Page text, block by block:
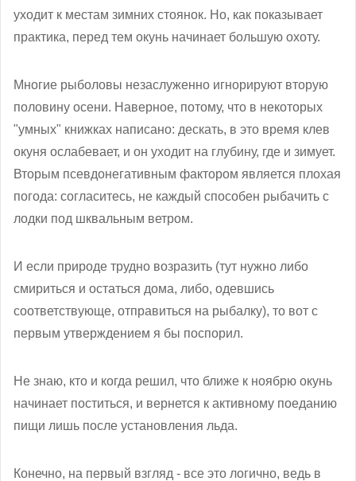
уходит к местам зимних стоянок. Но, как показывает
практика, перед тем окунь начинает большую охоту.
Многие рыболовы незаслуженно игнорируют вторую
половину осени. Наверное, потому, что в некоторых
"умных" книжках написано: дескать, в это время клев
окуня ослабевает, и он уходит на глубину, где и зимует.
Вторым псевдонегативным фактором является плохая
погода: согласитесь, не каждый способен рыбачить с
лодки под шквальным ветром.
И если природе трудно возразить (тут нужно либо
смириться и остаться дома, либо, одевшись
соответствующе, отправиться на рыбалку), то вот с
первым утверждением я бы поспорил.
Не знаю, кто и когда решил, что ближе к ноябрю окунь
начинает поститься, и вернется к активному поеданию
пищи лишь после установления льда.
Конечно, на первый взгляд - все это логично, ведь в